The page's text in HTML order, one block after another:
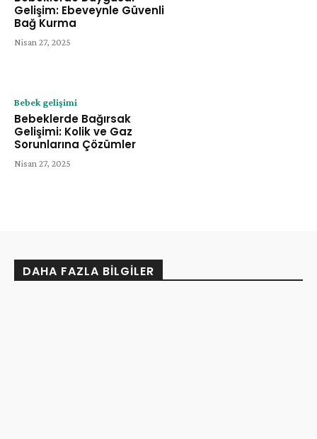
Gelişim: Ebeveynle Güvenli
Bağ Kurma
Nisan 27, 2025
Bebek gelişimi
Bebeklerde Bağırsak
Gelişimi: Kolik ve Gaz
Sorunlarına Çözümler
Nisan 27, 2025
DAHA FAZLA BILGILER